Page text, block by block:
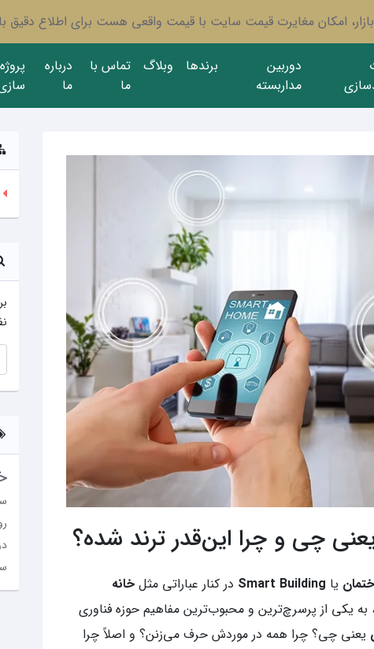
امکان مغایرت قیمت سایت با قیمت واقعی هست برای اطلاع دقیق
دوربین
مداربسته
برندها وبلاگ
تماس با
ما
درباره
ما
چی و چرا این‌قدر ترند شده؟
یا Smart Building در کنار عباراتی مثل خانه
به یکی از پرسرچ‌ترین و محبوب‌ترین مفاهیم حوزه فناوری
یعنی چی؟ چرا همه در موردش حرف می‌زنن؟ و اصلاً چرا